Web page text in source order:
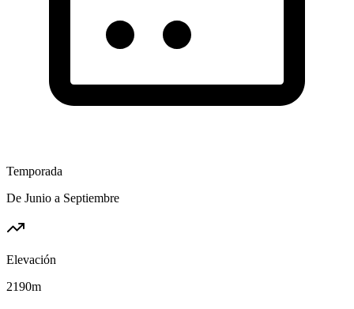
Temporada
De Junio a Septiembre
Elevación
2190m